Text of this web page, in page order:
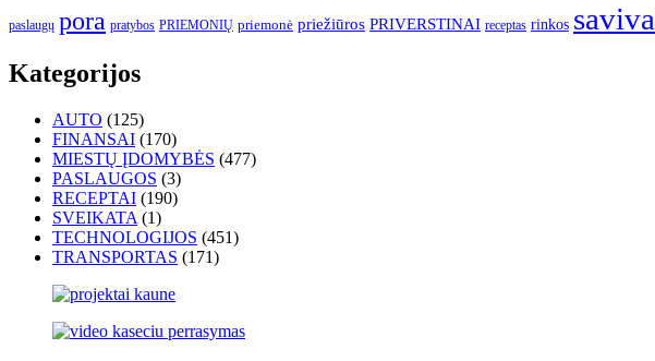
paslaugų pora pratybos PRIEMONIŲ priemonė priežiūros PRIVERSTINAI receptas rinkos
Kategorijos
AUTO (125)
FINANSAI (170)
MIESTŲ ĮDOMYBĖS (477)
PASLAUGOS (3)
RECEPTAI (190)
SVEIKATA (1)
TECHNOLOGIJOS (451)
TRANSPORTAS (171)